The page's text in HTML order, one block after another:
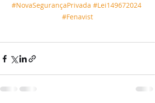
#NovaSegurançaPrivada #Lei149672024
#Fenavist